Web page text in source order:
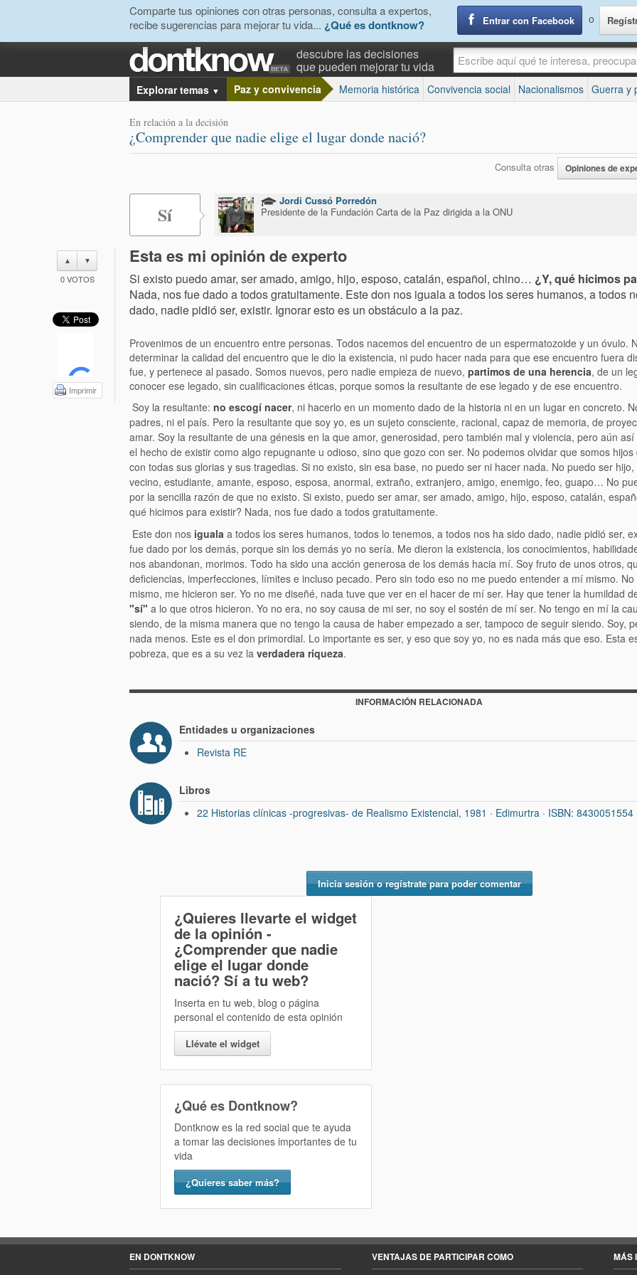
Comparte tus opiniones con otras personas, consulta a expertos,
recibe sugerencias para mejorar tu vida... ¿Qué es dontknow? Entrar con Facebook o
descubre las decisiones
que pueden mejorar tu vida
Explorar temas ▼ Paz y convivencia Memoria histórica Convivencia social Nacionalismos Guerra y
En relación a la decisión
¿Comprender que nadie elige el lugar donde nació?
Consulta otras Opiniones de
Sí
Jordi Cussó Porredón
Presidente de la Fundación Carta de la Paz dirigida a la ONU
▲ ▼
0VOTOS
Imprimir
Esta es mi opinión de experto
Si existo puedo amar, ser amado, amigo, hijo, esposo, catalán, español, chino… ¿Y, qué hicimos
Nada, nos fue dado a todos gratuitamente. Este don nos iguala a todos los seres humanos, a todos
dado, nadie pidió ser, existir. Ignorar esto es un obstáculo a la paz.
Provenimos de un encuentro entre personas. Todos nacemos del encuentro de un espermatozoide y un óvulo.
determinar la calidad del encuentro que le dio la existencia, ni pudo hacer nada para que ese encuentro fuera
fue, y pertenece al pasado. Somos nuevos, pero nadie empieza de nuevo, partimos de una herencia, de un
conocer ese legado, sin cualificaciones éticas, porque somos la resultante de ese legado y de ese encuentro.
Soy la resultante: no escogí nacer, ni hacerlo en un momento dado de la historia ni en un lugar en concreto.
padres, ni el país. Pero la resultante que soy yo, es un sujeto consciente, racional, capaz de memoria, de
amar. Soy la resultante de una génesis en la que amor, generosidad, pero también mal y violencia, pero aún
el hecho de existir como algo repugnante u odioso, sino que gozo con ser. No podemos olvidar que somos hijos
con todas sus glorias y sus tragedias. Si no existo, sin esa base, no puedo ser ni hacer nada. No puedo ser
vecino, estudiante, amante, esposo, esposa, anormal, extraño, extranjero, amigo, enemigo, feo, guapo… No
por la sencilla razón de que no existo. Si existo, puedo ser amar, ser amado, amigo, hijo, esposo, catalán,
qué hicimos para existir? Nada, nos fue dado a todos gratuitamente.
Este don nos iguala a todos los seres humanos, todos lo tenemos, a todos nos ha sido dado, nadie pidió ser,
fue dado por los demás, porque sin los demás yo no sería. Me dieron la existencia, los conocimientos,
nos abandonan, morimos. Todo ha sido una acción generosa de los demás hacia mí. Soy fruto de unos otros,
deficiencias, imperfecciones, límites e incluso pecado. Pero sin todo eso no me puedo entender a mí mismo.
mismo, me hicieron ser. Yo no me diseñé, nada tuve que ver en el hacer de mí ser. Hay que tener la humildad
"sí" a lo que otros hicieron. Yo no era, no soy causa de mi ser, no soy el sostén de mí ser. No tengo en mí la
siendo, de la misma manera que no tengo la causa de haber empezado a ser, tampoco de seguir siendo. Soy,
nada menos. Este es el don primordial. Lo importante es ser, y eso que soy yo, no es nada más que eso. Esta
pobreza, que es a su vez la verdadera riqueza.
INFORMACIÓN RELACIONADA
Entidades u organizaciones
Revista RE
Libros
22 Historias clínicas -progresivas- de Realismo Existencial, 1981 · Edimurtra · ISBN: 8430051554
Inicia sesión o regístrate para poder comentar
¿Quieres llevarte el widget
de la opinión-
¿Comprender que nadie
elige el lugar donde
nació? Sía tu web?
Inserta en tu web, blog o página
personal el contenido de esta opinión
Llévate el widget
¿Qué es Dontknow?
Dontknow es la red social que te ayuda
a tomar las decisiones importantes de tu
vida
¿Quieres saber más?
EN DONTKNOW VENTAJAS DE PARTICIPAR COMO MÁS